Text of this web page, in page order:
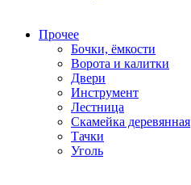
Прочее
Бочки, ёмкости
Ворота и калитки
Двери
Инструмент
Лестница
Скамейка деревянная
Тачки
Уголь